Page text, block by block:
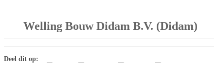
Welling Bouw Didam B.V. (Didam)
Deel dit op: